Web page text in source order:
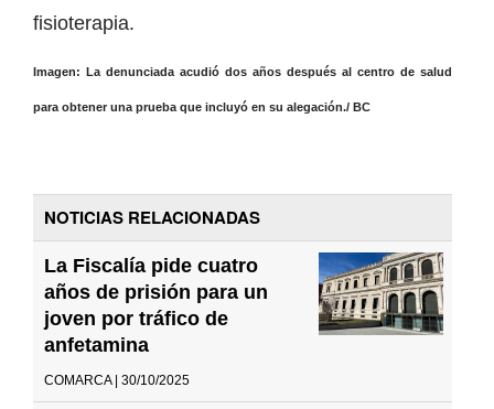
fisioterapia.
Imagen: La denunciada acudió dos años después al centro de salud
para obtener una prueba que incluyó en su alegación./ BC
NOTICIAS RELACIONADAS
La Fiscalía pide cuatro
años de prisión para un
joven por tráfico de
anfetamina
COMARCA | 30/10/2025